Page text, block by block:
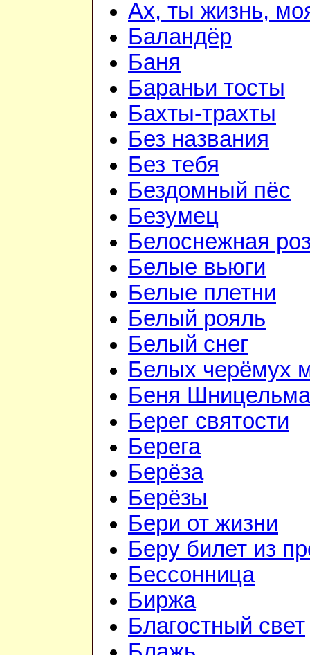
Ах, ты жизнь,
Баландёр
Баня
Бараньи тосты
Бахты-трахты
Без названия
Без тебя
Бездомный пёс
Безумец
Белоснежная
Белые вьюги
Белые плетни
Белый рояль
Белый снег
Белых черёмух
Беня
Берег святости
Берега
Берёза
Берёзы
Бери от жизни
Беру билет из
Бессонница
Биржа
Благостный свет